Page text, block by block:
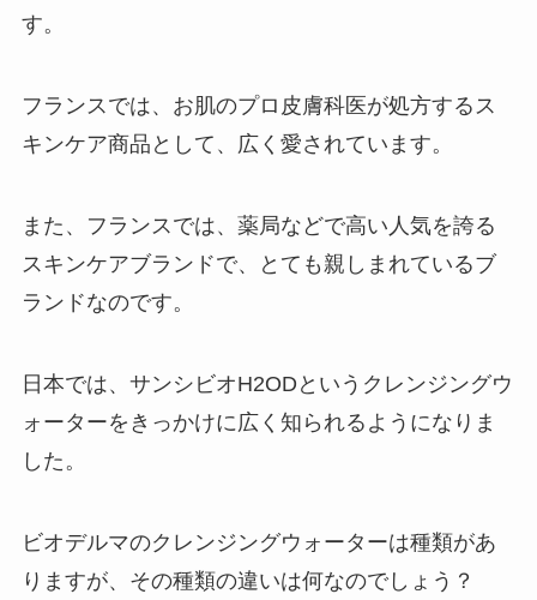
す。
フランスでは、お肌のプロ皮膚科医が処方するス
キンケア商品として、広く愛されています。
また、フランスでは、薬局などで高い人気を誇る
スキンケアブランドで、とても親しまれているブ
ランドなのです。
日本では、サンシビオH2ODというクレンジングウ
ォーターをきっかけに広く知られるようになりま
した。
ビオデルマのクレンジングウォーターは種類があ
りますが、その種類の違いは何なのでしょう？